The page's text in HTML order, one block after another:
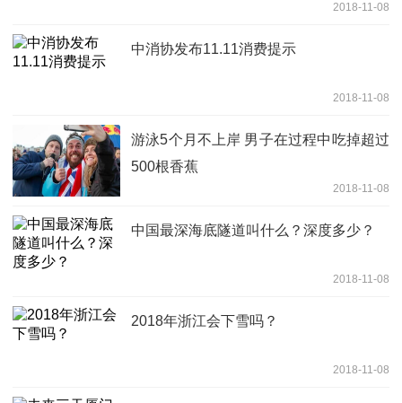
2018-11-08
中消协发布11.11消费提示
2018-11-08
游泳5个月不上岸 男子在过程中吃掉超过
500根香蕉
2018-11-08
中国最深海底隧道叫什么？深度多少？
2018-11-08
2018年浙江会下雪吗？
2018-11-08